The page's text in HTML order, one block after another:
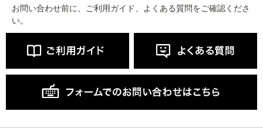
お問い合わせ前に、ご利用ガイド、よくある質問をご確認くださ
い。